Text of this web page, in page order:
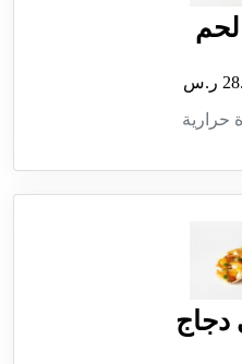
لحم
ر.س
دجاج